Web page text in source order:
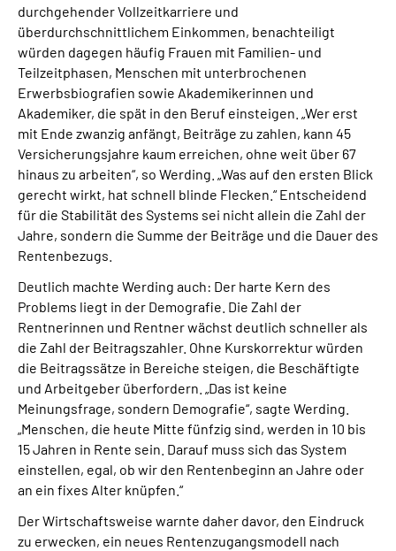
durchgehender Vollzeitkarriere und
überdurchschnittlichem Einkommen, benachteiligt
würden dagegen häufig Frauen mit Familien- und
Teilzeitphasen, Menschen mit unterbrochenen
Erwerbsbiografien sowie Akademikerinnen und
Akademiker, die spät in den Beruf einsteigen. „Wer erst
mit Ende zwanzig anfängt, Beiträge zu zahlen, kann 45
Versicherungsjahre kaum erreichen, ohne weit über 67
hinaus zu arbeiten“, so Werding. „Was auf den ersten Blick
gerecht wirkt, hat schnell blinde Flecken.“ Entscheidend
für die Stabilität des Systems sei nicht allein die Zahl der
Jahre, sondern die Summe der Beiträge und die Dauer des
Rentenbezugs.
Deutlich machte Werding auch: Der harte Kern des
Problems liegt in der Demografie. Die Zahl der
Rentnerinnen und Rentner wächst deutlich schneller als
die Zahl der Beitragszahler. Ohne Kurskorrektur würden
die Beitragssätze in Bereiche steigen, die Beschäftigte
und Arbeitgeber überfordern. „Das ist keine
Meinungsfrage, sondern Demografie“, sagte Werding.
„Menschen, die heute Mitte fünfzig sind, werden in 10 bis
15 Jahren in Rente sein. Darauf muss sich das System
einstellen, egal, ob wir den Rentenbeginn an Jahre oder
an ein fixes Alter knüpfen.“
Der Wirtschaftsweise warnte daher davor, den Eindruck
zu erwecken, ein neues Rentenzugangsmodell nach